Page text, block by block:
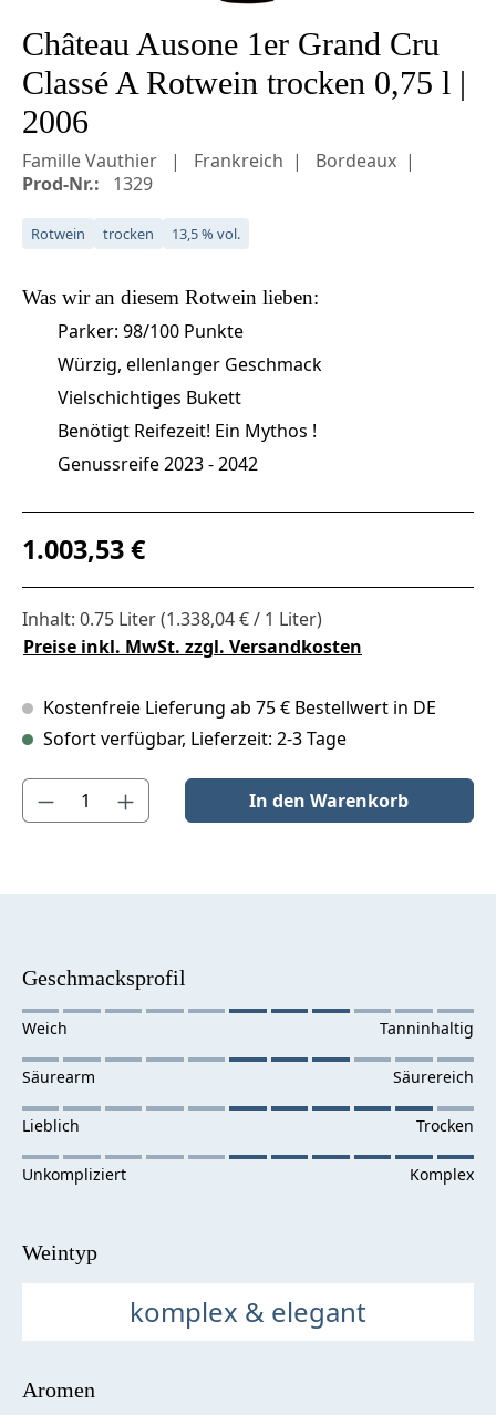
Château Ausone 1er Grand Cru
Classé A Rotwein trocken 0,75 l |
2006
Famille Vauthier Frankreich
Bordeaux
Prod-Nr.:
1329
Rotwein trocken 13,5 % vol.
Was wir an diesem Rotwein lieben:
Parker: 98/100 Punkte
Würzig, ellenlanger Geschmack
Vielschichtiges Bukett
Benötigt Reifezeit! Ein Mythos !
Genussreife 2023 - 2042
Regulärer Preis:
1.003,53 €
Inhalt: 0.75 Liter(1.338,04 € / 1 Liter)
Preise inkl. MwSt. zzgl. Versandkosten
Kostenfreie Lieferung ab 75 € Bestellwert in DE
Sofort verfügbar, Lieferzeit: 2-3 Tage
Produkt Anzahl: Gib den gewünschten Wert ein oder benutze
In den Warenkorb
Geschmacksprofil
Weintyp
komplex & elegant
Aromen